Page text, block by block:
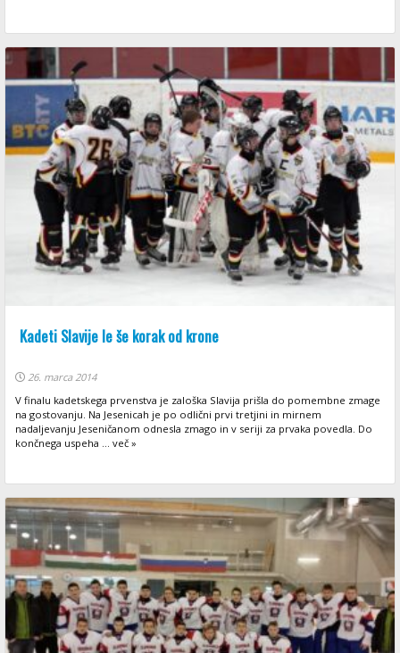
Kadeti Slavije le še korak od krone
26. marca 2014
V finalu kadetskega prvenstva je zaloška Slavija prišla do pomembne zmage
na gostovanju. Na Jesenicah je po odlični prvi tretjini in mirnem
nadaljevanju Jeseničanom odnesla zmago in v seriji za prvaka povedla. Do
končnega uspeha ... več »